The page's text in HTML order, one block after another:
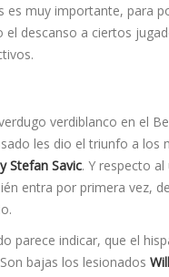
es muy importante, para
descanso a ciertos
verdiblanco en el
les dio el triunfo a los
Stefan Savic. Y respecto
entra por primera vez,
parece indicar, que el
bajas los lesionados